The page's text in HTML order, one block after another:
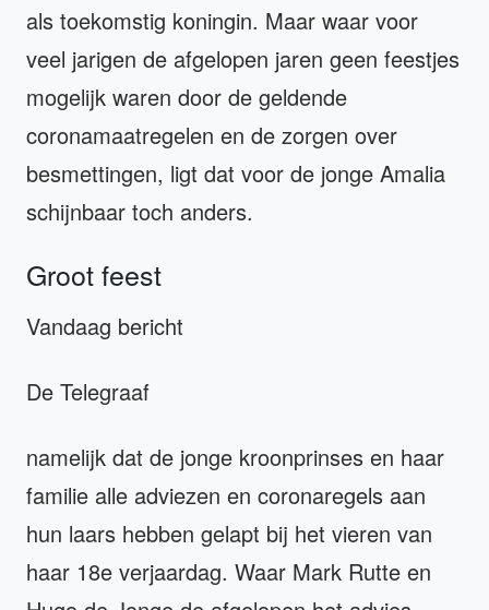
als toekomstig koningin. Maar waar voor
veel jarigen de afgelopen jaren geen feestjes
mogelijk waren door de geldende
coronamaatregelen en de zorgen over
besmettingen, ligt dat voor de jonge Amalia
schijnbaar toch anders.
Groot feest
Vandaag bericht
De Telegraaf
namelijk dat de jonge kroonprinses en haar
familie alle adviezen en coronaregels aan
hun laars hebben gelapt bij het vieren van
haar 18e verjaardag. Waar Mark Rutte en